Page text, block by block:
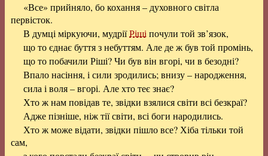
«Все» прийняло, бо кохання – духовного світла
первісток.
В думці міркуючи, мудріїРіші почули той зв’язок,
що то єднає буття з небуттям. Але де ж був той промінь,
що то побачили Ріші? Чи був він вгорі, чи в безодні?
Впало насіння, і сили зродились; внизу – народження,
сила і воля – вгорі. Але хто теє знає?
Хто ж нам повідав те, звідки взялися світи всі безкраї?
Адже пізніше, ніж тії світи, всі боги народились.
Хто ж може відати, звідки пішло все? Хіба тільки той
сам,